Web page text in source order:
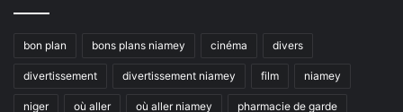
bon plan bons plans niamey cinéma divers
divertissement divertissement niamey film niamey
niger où aller où aller niamey pharmacie de garde